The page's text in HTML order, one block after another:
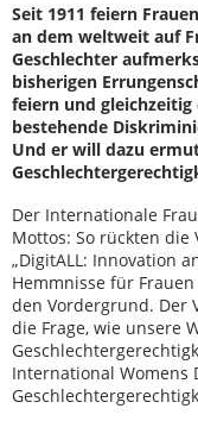
Seit 1911 feiern
an dem weltweit auf
Geschlechter
bisherigen
feiern und
bestehende
Und er will dazu
Der Internationale
Mottos: So rückten
„DigitALL: Innovation
Hemmnisse für
den Vordergrund. Der
die Frage, wie unsere
International Womens